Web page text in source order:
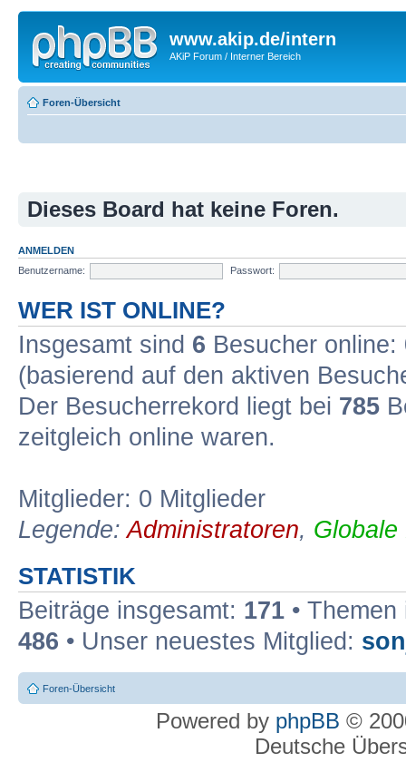
www.akip.de/intern
AKiP Forum / Interner Bereich
Foren-Übersicht
Dieses Board hat keine Foren.
ANMELDEN
Benutzername:
Passwort:
WER IST ONLINE?
Insgesamt sind 6 Besucher
(basierend auf den aktiven
Der Besucherrekord liegt bei 785
zeitgleich online waren.
Mitglieder: 0 Mitglieder
Legende:Administratoren, Globale
STATISTIK
Beiträge insgesamt: 171 •
486 • Unser neuestes Mitglied:
Foren-Übersicht
Powered by phpBB ©
Deutsche